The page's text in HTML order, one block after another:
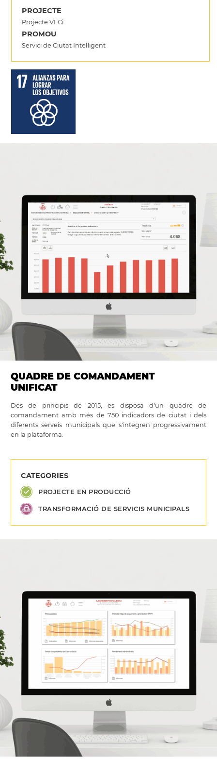
PROJECTE
Projecte VLCi
PROMOU
Servici de Ciutat Intel·ligent
QUADRE DE COMANDAMENT
UNIFICAT
Des de principis de 2015, es disposa d'un quadre de
comandament amb més de 750 indicadors de ciutat i dels
diferents serveis municipals que s'integren progressivament
en la plataforma.
CATEGORIES
PROJECTE EN PRODUCCIÓ
TRANSFORMACIÓ DE SERVICIS MUNICIPALS